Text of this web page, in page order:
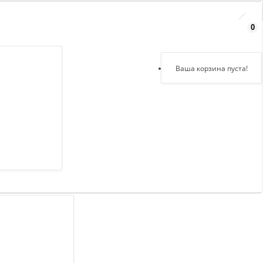
0
Ваша корзина пуста!